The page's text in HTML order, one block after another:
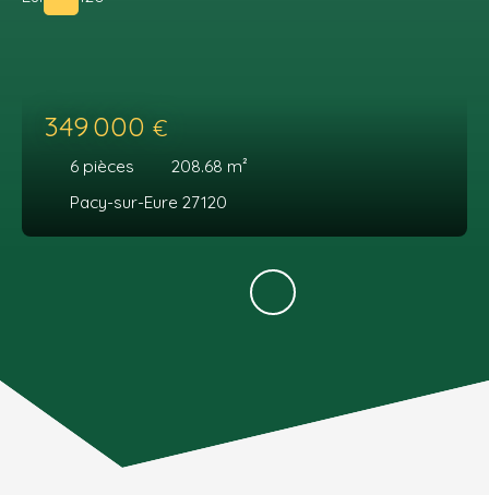
349 000 €
6 pièces 208.68 m²
Pacy-sur-Eure 27120